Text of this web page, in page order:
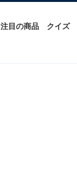
注目の商品 クイズ